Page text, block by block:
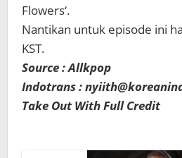
Flowers‘.
Nantikan untuk episode ini
KST.
Source : Allkpop
Indotrans :
Take Out With Full Credit